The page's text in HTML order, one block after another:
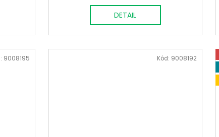
DETAIL
9008195 Kód: 9008192